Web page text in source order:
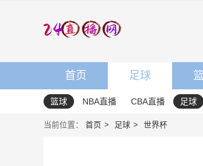
首页 足球
篮球 NBA直播 CBA直播 足球
当前位置： 首页 足球 世界杯